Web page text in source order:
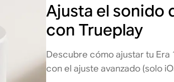
Ajusta el sonido
con Trueplay
Descubre cómo ajustar tu Era
con el ajuste avanzado (solo